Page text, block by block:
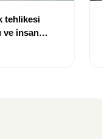
tehlikesi
ve insan